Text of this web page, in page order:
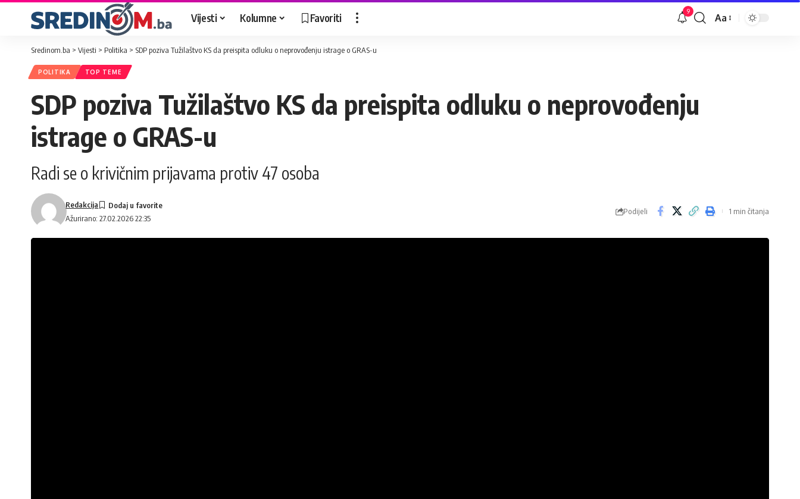
Vijesti Kolumne Favoriti 9
Veličina
Aa
Sredinom.ba > Vijesti > Politika > SDP poziva Tužilaštvo KS da preispita odluku o neprovođenju istrage o GRAS-u
POLITIKA TOP TEME
SDP poziva Tužilaštvo KS da preispita odluku o neprovođenju
istrage o GRAS-u
Radi se o krivičnim prijavama protiv 47 osoba
Ažurirano: 27.02.2026 22:35
Redakcija
Podijeli 1 min čitanja